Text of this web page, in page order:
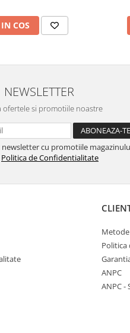
COS
NEWSLETTER
ofertele si promotiile noastre
newsletter cu promotiile
Politica de Confidentialitate
Politica
ANPC
ANPC -